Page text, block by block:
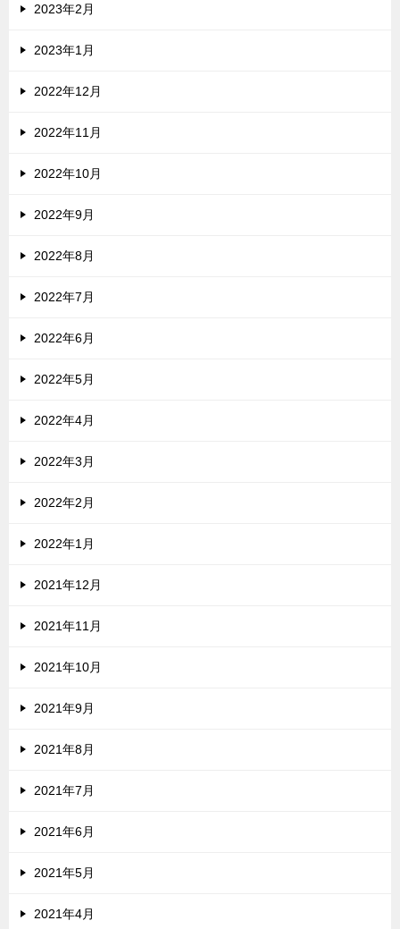
2023年2月
2023年1月
2022年12月
2022年11月
2022年10月
2022年9月
2022年8月
2022年7月
2022年6月
2022年5月
2022年4月
2022年3月
2022年2月
2022年1月
2021年12月
2021年11月
2021年10月
2021年9月
2021年8月
2021年7月
2021年6月
2021年5月
2021年4月